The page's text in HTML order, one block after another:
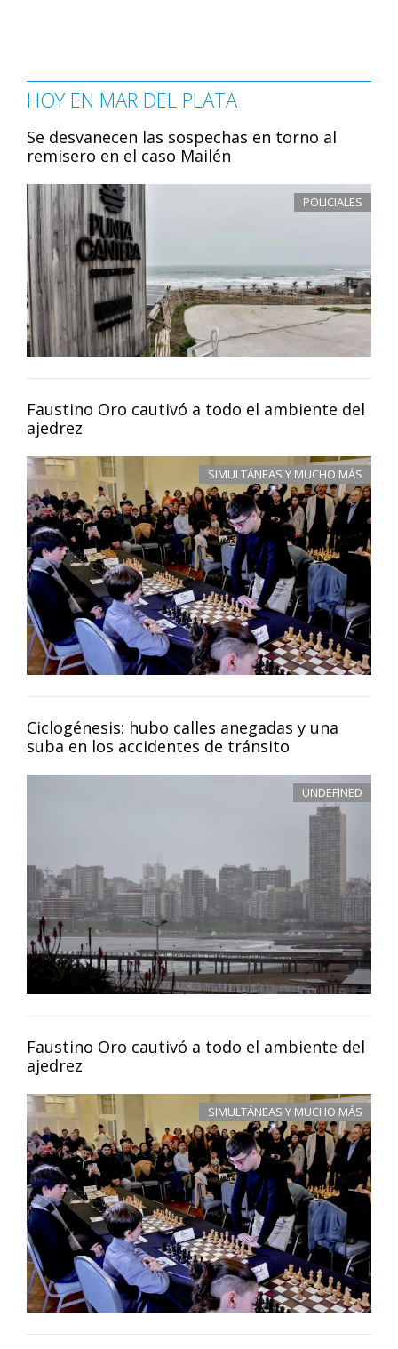
HOY EN MAR DEL PLATA
Se desvanecen las sospechas en torno al
remisero en el caso Mailén
POLICIALES
Faustino Oro cautivó a todo el ambiente del
ajedrez
SIMULTÁNEAS Y MUCHO MÁS
Ciclogénesis: hubo calles anegadas y una
suba en los accidentes de tránsito
UNDEFINED
Faustino Oro cautivó a todo el ambiente del
ajedrez
SIMULTÁNEAS Y MUCHO MÁS